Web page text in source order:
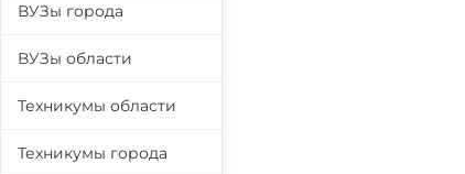
ВУЗы города
ВУЗы области
Техникумы области
Техникумы города